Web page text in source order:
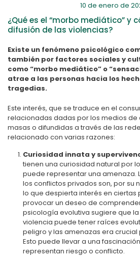
10 de enero de
¿Qué es el “morbo mediático” y
difusión de las violencias?
Existe un fenómeno psicológico
también por factores sociales y
como “morbo mediático” o
atrae a las personas hacia los
tragedias.
Este interés, que se traduce en el
relacionadas dadas por los medios de
masas o difundidas a través de las
relacionado con varias razones:
Curiosidad innata y
tienen una curiosidad natural por
puede representar una amenaza.
los conflictos privados son, por su
lo que despierta interés en ciertas
provocar un deseo de
psicología evolutiva sugiere que
violencia puede tener raíces
peligro y las amenazas era crucial
Esto puede llevar a una
representan riesgo o conflicto.